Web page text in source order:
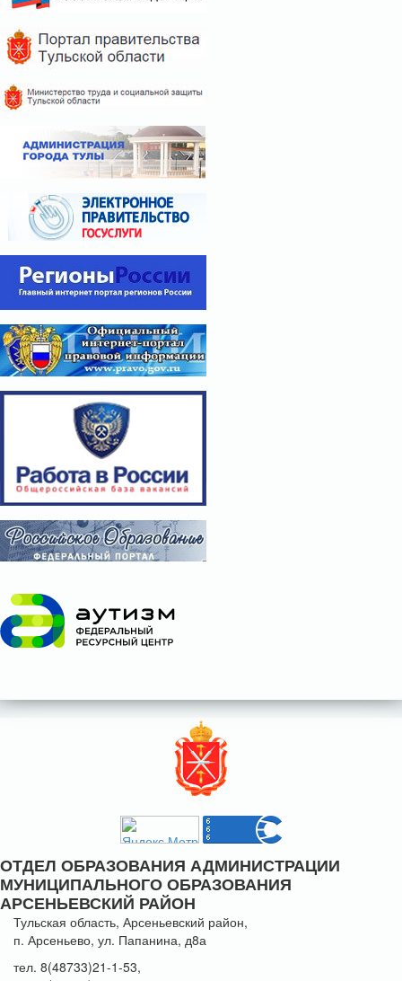
ОТДЕЛ ОБРАЗОВАНИЯ АДМИНИСТРАЦИИ
МУНИЦИПАЛЬНОГО ОБРАЗОВАНИЯ
АРСЕНЬЕВСКИЙ РАЙОН
Тульская область, Арсеньевский район,
п. Арсеньево, ул. Папанина, д8а
тел. 8(48733)21-1-53,